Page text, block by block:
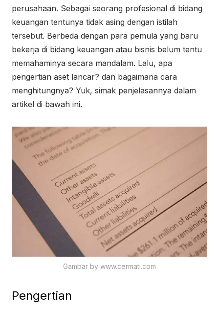
perusahaan. Sebagai seorang profesional di bidang
keuangan tentunya tidak asing dengan istilah
tersebut. Berbeda dengan para pemula yang baru
bekerja di bidang keuangan atau bisnis belum tentu
memahaminya secara mandalam. Lalu, apa
pengertian aset lancar? dan bagaimana cara
menghitungnya? Yuk, simak penjelasannya dalam
artikel di bawah ini.
Gambar by www.cermati.com
Pengertian